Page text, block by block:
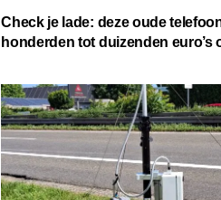
Check je lade: deze oude
honderden tot duizenden euro’s